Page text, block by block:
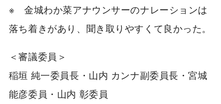
※ 金城わか菜アナウンサーのナレーションは
落ち着きがあり、聞き取りやすくて良かった。
＜審議委員＞
稲垣 純一委員長・山内 カンナ副委員長・宮城
能彦委員・山内 彰委員